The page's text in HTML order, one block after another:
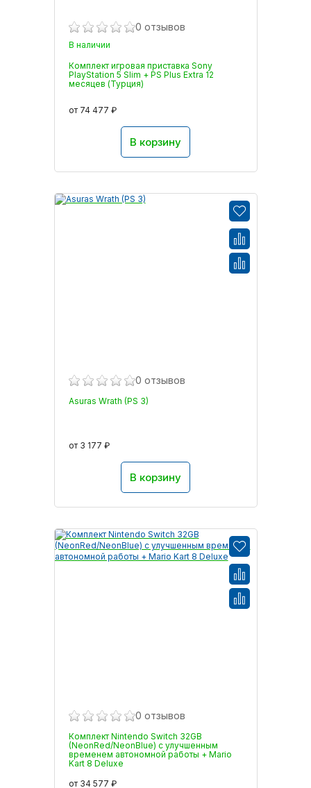
0 отзывов
В наличии
Комплект игровая приставка Sony
PlayStation 5 Slim + PS Plus Extra 12
месяцев (Турция)
от 74 477 ₽
В корзину
0 отзывов
Asuras Wrath (PS 3)
от 3 177 ₽
В корзину
0 отзывов
Комплект Nintendo Switch 32GB
(NeonRed/NeonBlue) с улучшенным
временем автономной работы + Mario
Kart 8 Deluxe
от 34 577 ₽